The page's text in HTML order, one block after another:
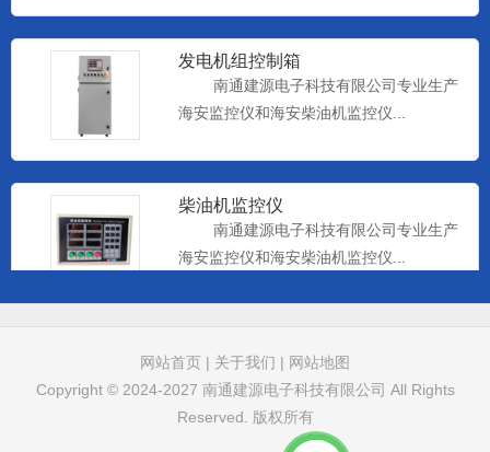
发电机组控制箱
南通建源电子科技有限公司专业生产
海安监控仪和海安柴油机监控仪...
柴油机监控仪
南通建源电子科技有限公司专业生产
海安监控仪和海安柴油机监控仪...
南通建源电子科技有限公司专业生产
海安监控仪和海安柴油机监控仪...
网站首页 | 关于我们 | 网站地图
Copyright © 2024-2027 南通建源电子科技有限公司 All Rights
Reserved. 版权所有